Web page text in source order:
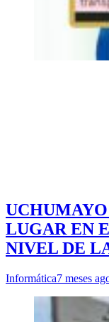
LUGAR EN
NIVEL DE
Informática7 meses